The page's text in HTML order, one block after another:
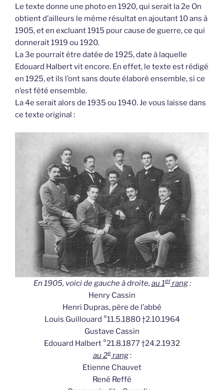
Le texte donne une photo en 1920, qui serait la 2e On
obtient d’ailleurs le même résultat en ajoutant 10 ans à
1905, et en excluant 1915 pour cause de guerre, ce qui
donnerait 1919 ou 1920.
La 3e pourrait être datée de 1925, date à laquelle
Edouard Halbert vit encore. En effet, le texte est rédigé
en 1925, et ils l’ont sans doute élaboré ensemble, si ce
n’est fêté ensemble.
La 4e serait alors de 1935 ou 1940. Je vous laisse dans
ce texte original :
En 1905, voici de gauche à droite, au 1errang:
Henry Cassin
Henri Dupras, père de l’abbé
Louis Guillouard °11.5.1880 †2.10.1964
Gustave Cassin
Edouard Halbert °21.8.1877 †24.2.1932
au 2erang:
Etienne Chauvet
René Reffé